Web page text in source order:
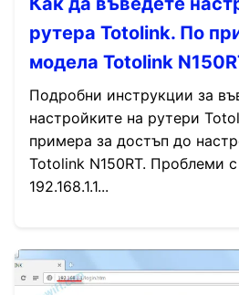
рутера Totolink. По
модела Totolink
Подробни инструкции за
настройките на рутери
примера за достъп до
Totolink N150RT. Проблеми
192.168.1.1...